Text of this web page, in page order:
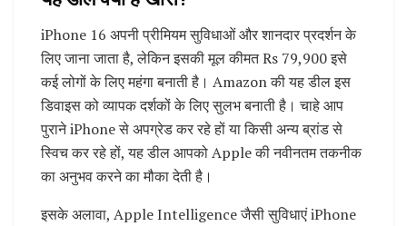
iPhone 16 अपनी प्रीमियम सुविधाओं और शानदार प्रदर्शन के
लिए जाना जाता है, लेकिन इसकी मूल कीमत Rs 79,900 इसे
कई लोगों के लिए महंगा बनाती है। Amazon की यह डील इस
डिवाइस को व्यापक दर्शकों के लिए सुलभ बनाती है। चाहे आप
पुराने iPhone से अपग्रेड कर रहे हों या किसी अन्य ब्रांड से
स्विच कर रहे हों, यह डील आपको Apple की नवीनतम तकनीक
का अनुभव करने का मौका देती है।
इसके अलावा, Apple Intelligence जैसी सुविधाएं iPhone